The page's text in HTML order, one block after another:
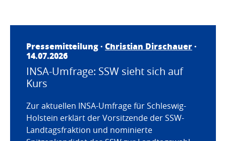
Pressemitteilung · Christian Dirschauer·
14.07.2026
INSA-Umfrage: SSW sieht sich auf
Kurs
Zur aktuellen INSA-Umfrage für Schleswig-
Holstein erklärt der Vorsitzende der SSW-
Landtagsfraktion und nominierte